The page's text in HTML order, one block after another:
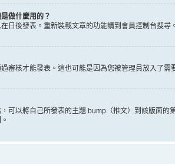
做什麼用的？
日後發表。重新裝載文章的功能請到會員控制台搜尋。
審核才能發表。這也可能是因為您被管理員放入了需
可以將自己所發表的主題 bump（推文）到該版面